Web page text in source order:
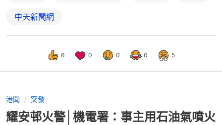
中天新聞網
6 0 0 0 5
港聞 突發
耀安邨火警│機電署：事主用石油氣噴火